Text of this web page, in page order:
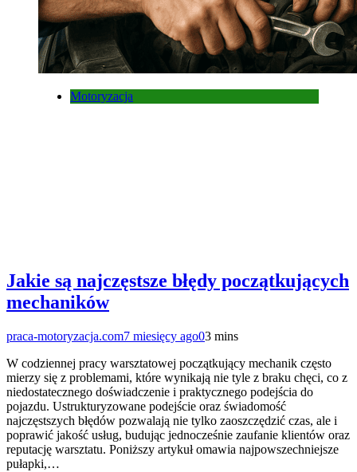
Motoryzacja
Jakie są najczęstsze błędy początkujących
mechaników
praca-motoryzacja.com7 miesięcy ago03 mins
W codziennej pracy warsztatowej początkujący mechanik często
mierzy się z problemami, które wynikają nie tyle z braku chęci, co z
niedostatecznego doświadczenie i praktycznego podejścia do
pojazdu. Ustrukturyzowane podejście oraz świadomość
najczęstszych błędów pozwalają nie tylko zaoszczędzić czas, ale i
poprawić jakość usług, budując jednocześnie zaufanie klientów oraz
reputację warsztatu. Poniższy artykuł omawia najpowszechniejsze
pułapki,…